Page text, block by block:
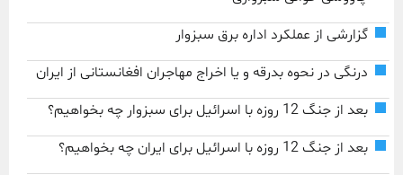
گزارشی از عملکرد اداره برق سبزوار
درنگی در نحوه بدرقه و یا اخراج مهاجران افغانستانی از ایران
بعد از جنگ 12 روزه با اسرائیل برای سبزوار چه بخواهیم؟
بعد از جنگ 12 روزه با اسرائیل برای ایران چه بخواهیم؟